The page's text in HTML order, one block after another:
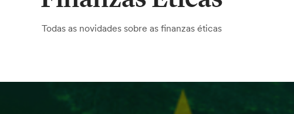
Todas as novidades sobre as finanzas éticas